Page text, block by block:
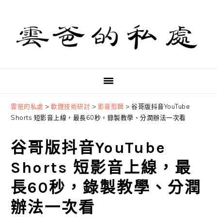
primary
navigation
content
primary
sidebar
雲爸的私處 >軟體技術研討 > 影音剪輯 >谷哥版抖音YouTube
Shorts 短影音上線，最長60秒，錄製教學、分潤辦法一次看
谷哥版抖音YouTube
Shorts 短影音上線，最
長60秒，錄製教學、分潤
辦法一次看